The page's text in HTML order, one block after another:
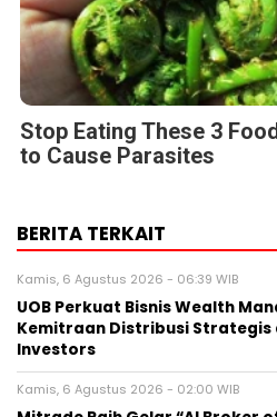
Stop Eating These 3
to Cause Parasites
BERITA TERKAIT
Kamis, 6 Agustus 2026 - 06:39 WIB
UOB Perkuat Bisnis Wealth
Kemitraan Distribusi Strategis
Investors
Kamis, 6 Agustus 2026 - 02:00 WIB